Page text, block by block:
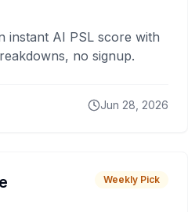
instant AI PSL score with
no signup.
Jun 28, 2026
Weekly Pick